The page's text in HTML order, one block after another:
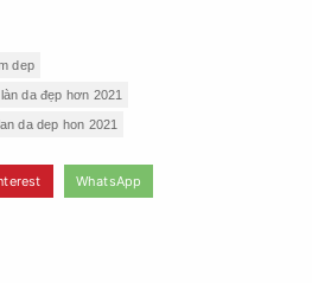
dep
da đẹp hơn 2021
da dep hon 2021
WhatsApp